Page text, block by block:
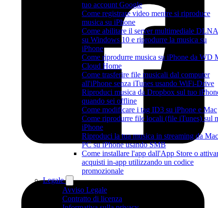
tuo account Google
Come registrare video mentre si riproduce
musica su iPhone
Come abilitare il server multimediale DLNA
su Windows 10 e riprodurre la musica su
iPhone
Come riprodurre musica su iPhone da WD
Cloud Home
Come trasferire file musicali dal computer
all'iPhone senza iTunes usando WiFi-Drive
Riproduci musica da Dropbox sul tuo
quando sei offline
Come modificare i tag ID3 su iPhone e Mac
Come riprodurre file locali (file iTunes) sul
iPhone
Riproduci la tua musica in streaming da
PC su iPhone usando SMB
Come installare l'app dall'App Store o
acquisti in-app utilizzando un codice
promozionale
Legale
Avviso Legale
Contratto di licenza